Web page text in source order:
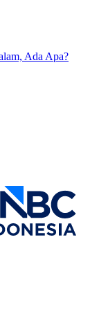
Ada Apa?